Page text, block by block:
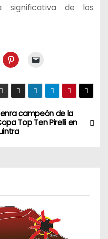
de los
campeón de la
Top Ten Pirelli en